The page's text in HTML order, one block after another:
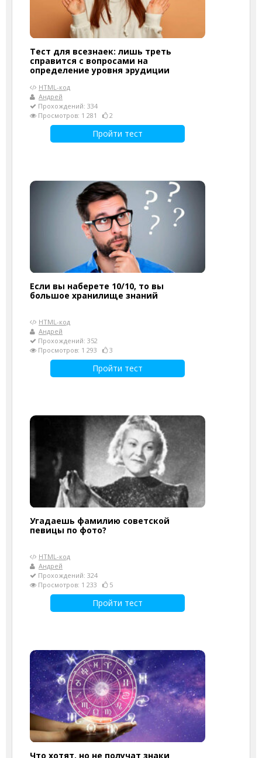
Тест для всезнаек: лишь треть
справится с вопросами на
определение уровня эрудиции
HTML-код
Андрей
Прохождений: 334
Просмотров: 1 281
2
Пройти тест
Если вы наберете 10/10, то вы
большое хранилище знаний
HTML-код
Андрей
Прохождений: 352
Просмотров: 1 293
3
Пройти тест
Угадаешь фамилию советской
певицы по фото?
HTML-код
Андрей
Прохождений: 324
Просмотров: 1 233
5
Пройти тест
Что хотят, но не получат знаки